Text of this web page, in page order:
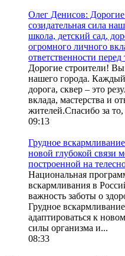
Олег Денисов:
созидательная сила
школа, детский сад,
огромного личного
ответственности
Дорогие строители! Вы
нашего города.
дорога, сквер – это
вклада, мастерства и
жителей.Спасибо за то,
09:13
Грудное
новой глубокой
построенной на
Национальная
вскармливания в
важность заботы о
Грудное
адаптироваться к
силы организма и...
08:33